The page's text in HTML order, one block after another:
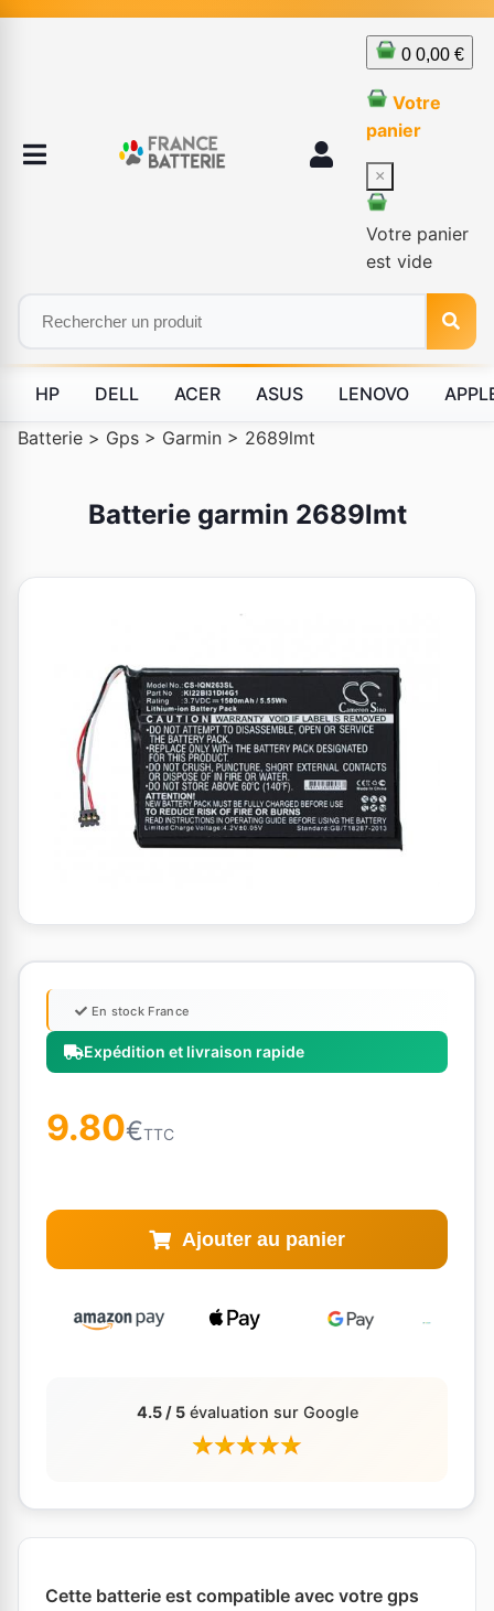
0 0,00 €
Votre
panier
×
Votre panier
est vide
HP DELL ACER ASUS LENOVO
Batterie > Gps > Garmin > 2689lmt
Batterie garmin 2689lmt
Expédition et livraison rapide
En stock France
9.80€TTC
Ajouter au panier
4.5 / 5évaluation sur Google
Cette batterie est compatible avec votre gps